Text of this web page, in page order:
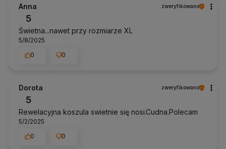
Anna zweryfikowano
5
Świetna...nawet przy rozmiarze XL
5/8/2025
0
0
Dorota zweryfikowano
5
Rewelacyjna koszula swietnie się nosi.Cudna.Polecam
5/2/2025
0
0